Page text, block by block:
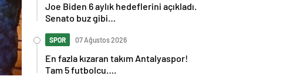
Joe Biden 6 aylık hedeflerini açıkladı.
Senato buz gibi…
SPOR 07 Ağustos 2026
En fazla kızaran takım Antalyaspor!
Tam 5 futbolcu….